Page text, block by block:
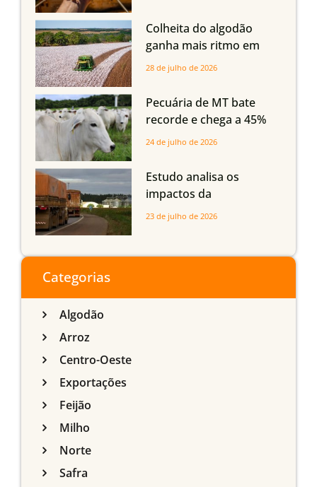
quedas em Tocantins,
Maranhão e Piauí
Colheita do algodão
ganha mais ritmo em
Mato Grosso, Mato
Maranhão
28 de julho de 2026
Pecuária de MT bate
recorde e chega a 45%
dos bovinos abatidos
24 de julho de 2026
Estudo analisa os
impactos da
infraestrutura logística
do Sul
23 de julho de 2026
Categorias
Algodão
Arroz
Centro-Oeste
Exportações
Feijão
Milho
Norte
Safra